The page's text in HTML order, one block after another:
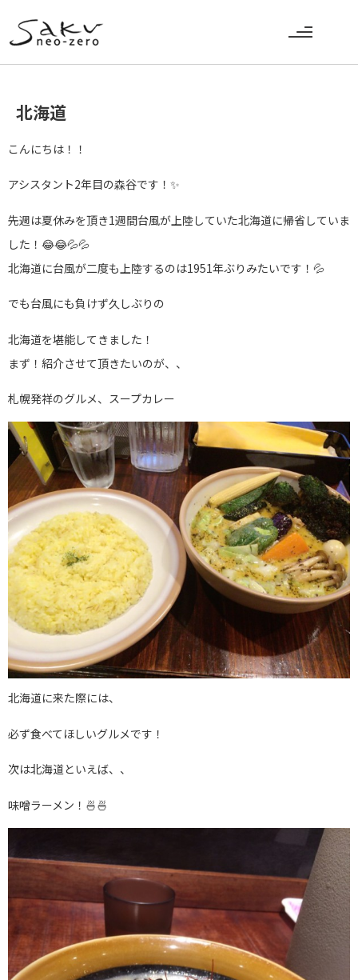
北海道
こんにちは！！
アシスタント2年目の森谷です！✨
先週は夏休みを頂き1週間台風が上陸していた北海道に帰省していま
した！😂😂💦💦
北海道に台風が二度も上陸するのは1951年ぶりみたいです！💦
でも台風にも負けず久しぶりの
北海道を堪能してきました！
まず！紹介させて頂きたいのが、、
札幌発祥のグルメ、スープカレー
北海道に来た際には、
必ず食べてほしいグルメです！
次は北海道といえば、、
味噌ラーメン！🍜🍜